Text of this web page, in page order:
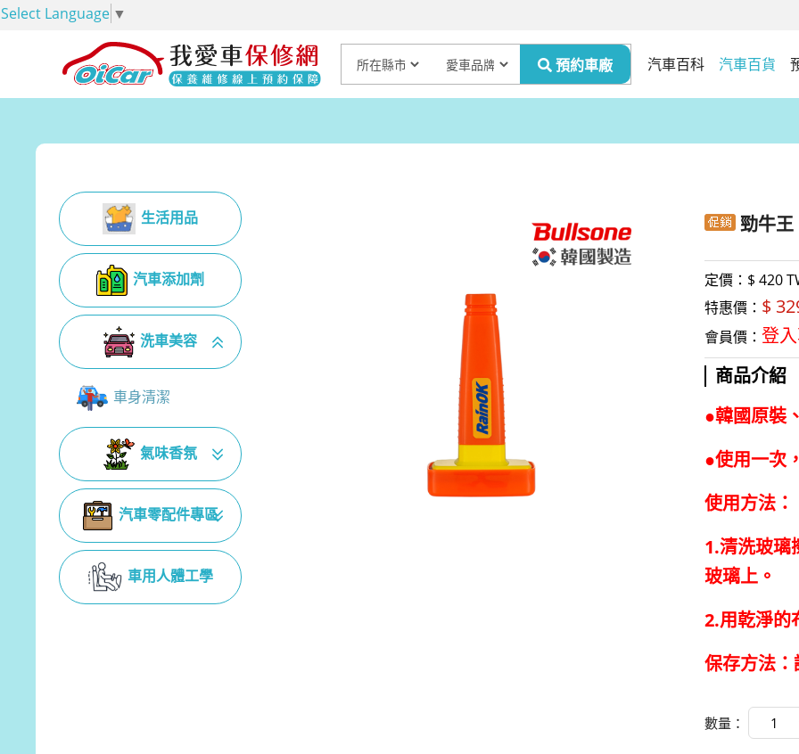
Select Language ▼
汽車百科 汽車百貨
生活用品
汽車添加劑
洗車美容
車身清潔
氣味香氛
汽車零配件專區
車用人體工學
勁牛
定價：$ 420
特惠價： $
會員價：登
商品介紹
●韓國原裝
●使用一次
使用方法：
1.清洗玻璃
玻璃上。
2.用乾淨的
保存方法：
數量：